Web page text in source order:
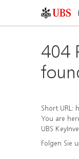
404
Short URL:
You are
UBS
Folgen Sie